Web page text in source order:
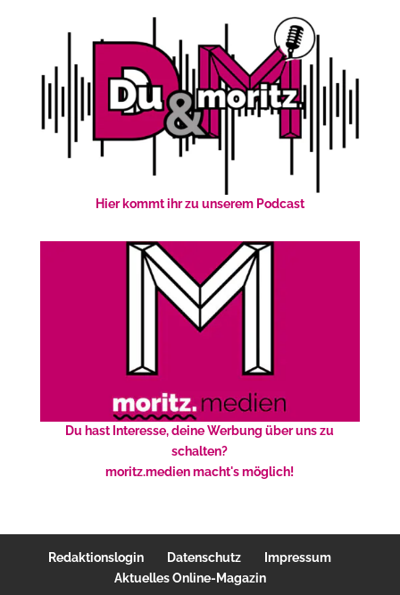
Hier kommt ihr zu unserem Podcast
Du hast Interesse, deine Werbung über uns zu
schalten?
moritz.medien macht's möglich!
Redaktionslogin Datenschutz
Impressum
Aktuelles Online-Magazin